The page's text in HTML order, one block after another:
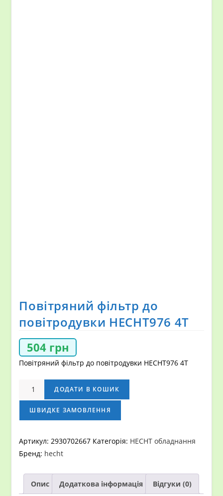
Повітряний фільтр до
повітродувки НECHT976 4Т
504 грн
Повітряний фільтр до повітродувки НECHT976 4Т
Повітряний
повітродувки
4Т
кількість
ДОДАТИ В КОШИК
ШВИДКЕ ЗАМОВЛЕННЯ
Артикул:2930702667 Категорія: HECHT обладнання
Бренд: hecht
Опис Додаткова інформація Відгуки (0)